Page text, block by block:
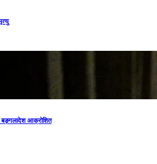
बङ्गलादेश आक्रोशित